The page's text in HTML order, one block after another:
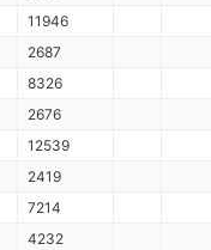
11946
2687
8326
2676
12539
2419
7214
4232